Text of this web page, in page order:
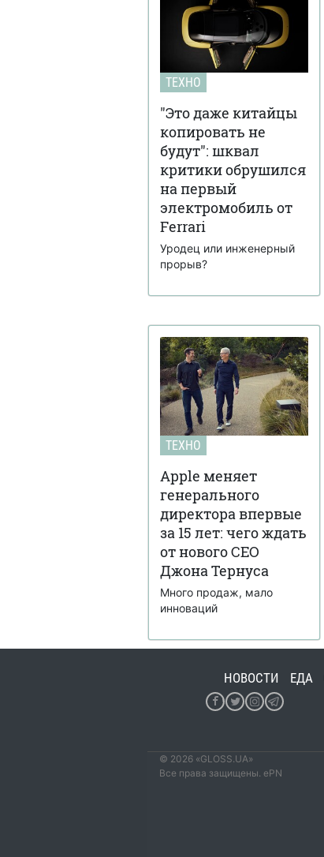
ТЕХНО
"Это даже китайцы
копировать не
будут": шквал
критики обрушился
на первый
электромобиль от
Ferrari
Уродец или инженерный
прорыв?
ТЕХНО
Apple меняет
генерального
директора впервые
за 15 лет: чего ждать
от нового CEO
Джона Тернуса
Много продаж, мало
инноваций
НОВОСТИ ЕДА
© 2026 «GLOSS.UA»
Все права защищены. ePN